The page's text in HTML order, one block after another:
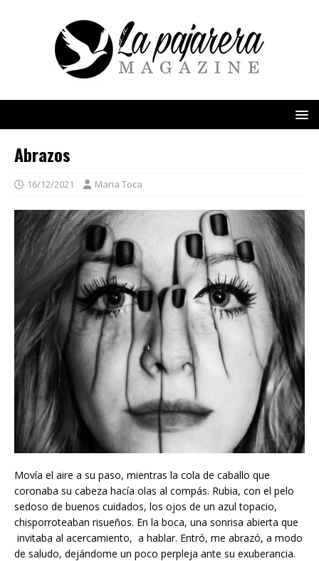
Abrazos
16/12/2021 Maria Toca
Movía el aire a su paso, mientras la cola de caballo que
coronaba su cabeza hacía olas al compás. Rubia, con el pelo
sedoso de buenos cuidados, los ojos de un azul topacio,
chisporroteaban risueños. En la boca, una sonrisa abierta que
invitaba al acercamiento, a hablar. Entró, me abrazó, a modo
de saludo, dejándome un poco perpleja ante su exuberancia.